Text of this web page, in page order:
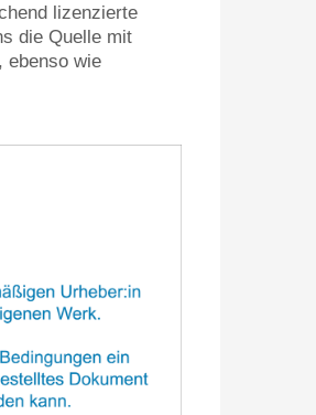
lizenzierte
die Quelle mit
ebenso wie